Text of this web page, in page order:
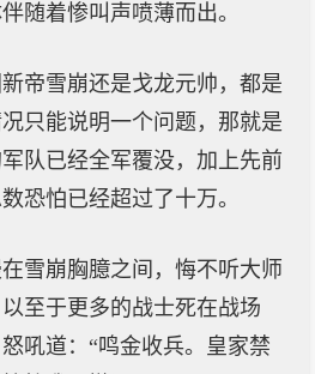
随着惨叫声喷薄而出。
帝雪崩还是戈龙元帅，都是
只能说明一个问题，那就是
队已经全军覆没，加上先前
恐怕已经超过了十万。
雪崩胸臆之间，悔不听大师
至于更多的战士死在战场
吼道：“鸣金收兵。皇家禁